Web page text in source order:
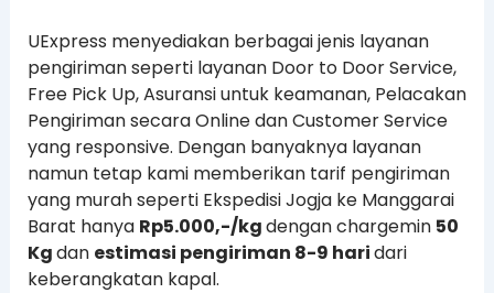
UExpress menyediakan berbagai jenis layanan
pengiriman seperti layanan Door to Door Service,
Free Pick Up, Asuransi untuk keamanan, Pelacakan
Pengiriman secara Online dan Customer Service
yang responsive. Dengan banyaknya layanan
namun tetap kami memberikan tarif pengiriman
yang murah seperti Ekspedisi Jogja ke Manggarai
Barat hanya Rp5.000,-/kgdengan chargemin 50
Kgdan estimasi pengiriman 8-9 haridari
keberangkatan kapal.